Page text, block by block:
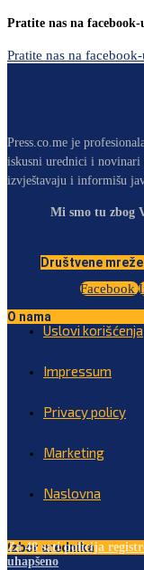
Pratite nas na facebook-
Pratite nas na facebook-
Press.co.me je
iskusni urednici i novinari
izvještavaju i informišu
Mi smo tu zbog
Društvene mreže
Facebook
O nama
Uslovi korišćenja
Impressum
Privacy policy
Marketing
Naslovna
Izbor urednika
Za 48 sati policija
uhapšeno